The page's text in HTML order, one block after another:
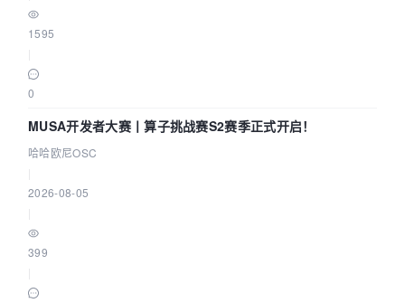
1595
0
MUSA开发者大赛丨算子挑战赛S2赛季正式开启！
哈哈欧尼OSC
2026-08-05
399